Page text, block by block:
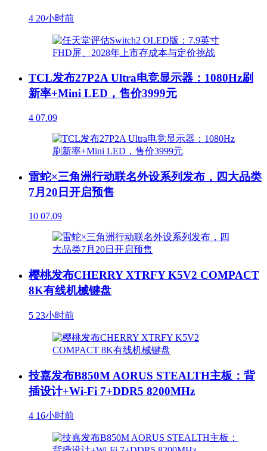
4 20小时前
TCL发布27P2A Ultra电竞显示器：1080Hz刷
新率+Mini LED，售价3999元
4 07.09
雷蛇×三角洲行动联名外设系列发布，四大品类
7月20日开启预售
10 07.09
樱桃发布CHERRY XTRFY K5V2 COMPACT
8K有线机械键盘
5 23小时前
技嘉发布B850M AORUS STEALTH主板：背
插设计+Wi-Fi 7+DDR5 8200MHz
4 16小时前